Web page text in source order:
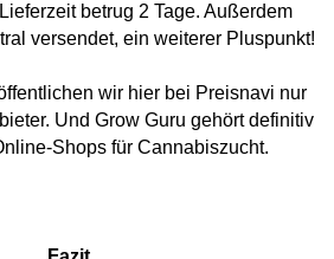
betrug 2 Tage. Außerdem
versendet, ein weiterer Pluspunkt!
wir hier bei Preisnavi nur
Und Grow Guru gehört definitiv
Shops für Cannabiszucht.